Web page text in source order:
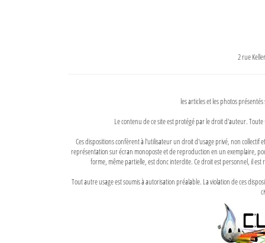
2 rue
les articles et les photos
Le contenu de ce site est protégé par le droit d'auteur.
Ces dispositions confèrent à l'utilisateur un droit d'usage privé, non
représentation sur écran monoposte et de reproduction en un exemplaire,
forme, même partielle, est donc interdite. Ce droit est personnel, il
Tout autre usage est soumis à autorisation préalable. La violation de ces